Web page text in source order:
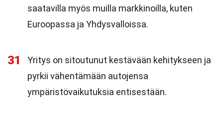
saatavilla myös muilla markkinoilla, kuten
Euroopassa ja Yhdysvalloissa.
31
Yritys on sitoutunut kestävään kehitykseen ja
pyrkii vähentämään autojensa
ympäristövaikutuksia entisestään.